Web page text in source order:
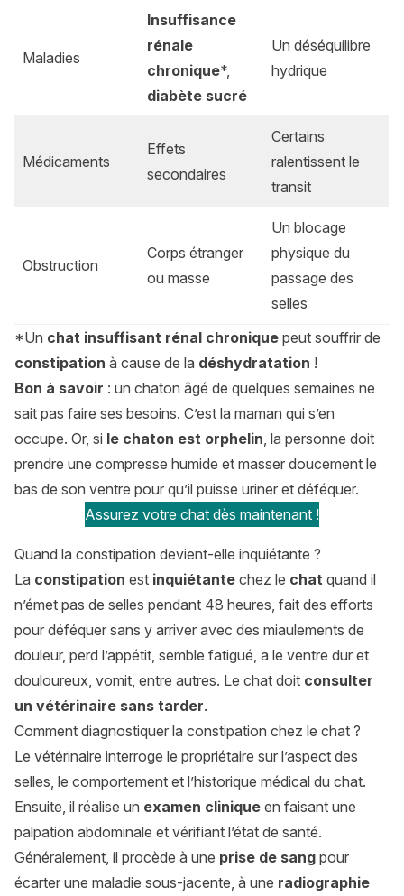
Maladies
Insuffisance
rénale
chronique*,
diabète sucré
Un déséquilibre
hydrique
Médicaments
Effets
secondaires
Certains
ralentissent le
transit
Obstruction
Corps étranger
ou masse
Un blocage
physique du
passage des
selles
*Un chat insuffisant rénal chronique peut souffrir de
constipation à cause de la déshydratation !
Bon à savoir : un chaton âgé de quelques semaines ne
sait pas faire ses besoins. C’est la maman qui s’en
occupe. Or, si le chaton est orphelin, la personne doit
prendre une compresse humide et masser doucement le
bas de son ventre pour qu’il puisse uriner et déféquer.
Assurez votre chat dès maintenant !
Quand la constipation devient-elle inquiétante ?
La constipation est inquiétante chez le chat quand il
n’émet pas de selles pendant 48 heures, fait des efforts
pour déféquer sans y arriver avec des miaulements de
douleur, perd l’appétit, semble fatigué, a le ventre dur et
douloureux, vomit, entre autres. Le chat doit consulter
un vétérinaire sans tarder.
Comment diagnostiquer la constipation chez le chat ?
Le vétérinaire interroge le propriétaire sur l’aspect des
selles, le comportement et l’historique médical du chat.
Ensuite, il réalise un examen clinique en faisant une
palpation abdominale et vérifiant l’état de santé.
Généralement, il procède à une prise de sang pour
écarter une maladie sous-jacente, à une radiographie